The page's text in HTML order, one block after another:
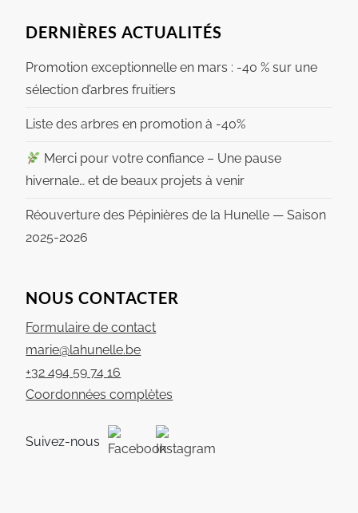
DERNIÈRES ACTUALITÉS
Promotion exceptionnelle en mars : -40 % sur une
sélection d’arbres fruitiers
Liste des arbres en promotion à -40%
Merci pour votre confiance – Une pause
hivernale… et de beaux projets à venir
Réouverture des Pépinières de la Hunelle — Saison
2025-2026
NOUS CONTACTER
Formulaire de contact
marie@lahunelle.be
+32 494 59 74 16
Coordonnées complètes
Suivez-nous